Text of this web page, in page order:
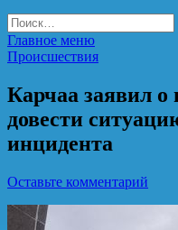
Найти:
Главное меню
Происшествия
Карчаа заявил
довести
инцидента
Оставьте комментарий